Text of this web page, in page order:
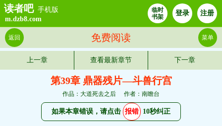
读者吧 手机版
m.dzb8.com
临时
书架
登录 注册
免费阅读
返回 菜单
上一章 查看最新章节 下一章
第39章 鼎器残片—斗兽行宫
作品：大道死去之后 作者：南瞻台
如果本章错误，请点击 报错 10秒纠正